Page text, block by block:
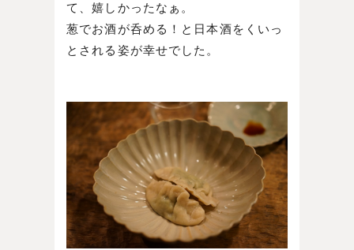
て、嬉しかったなぁ。
葱でお酒が呑める！と日本酒をくいっ
とされる姿が幸せでした。